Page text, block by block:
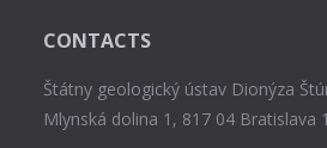
CONTACTS
Štátny geologický ústav Dionýza
Mlynská dolina 1, 817 04 Bratislava